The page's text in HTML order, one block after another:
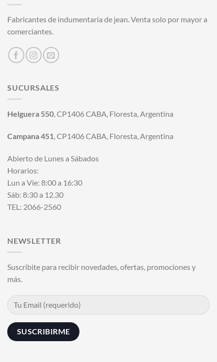
Fabricantes de indumentaria de jean. Venta solo por mayor a
comerciantes.
SUCURSALES
Helguera 550, CP1406 CABA, Floresta, Argentina
Campana 451, CP1406 CABA, Floresta, Argentina
Abierto de Lunes a Sábados
Horarios:
Lun a Vie: 8:00 a 16:30
Sáb: 8:30 a 12.30
TEL: 2066-2560
NEWSLETTER
Suscribite para recibir novedades, ofertas, promociones y
más.